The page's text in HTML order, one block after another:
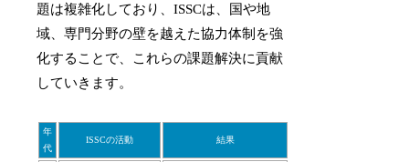
題は複雑化しており、ISSCは、国や地
域、専門分野の壁を越えた協力体制を強
化することで、これらの課題解決に貢献
していきます。
年
代
ISSCの活動 結果